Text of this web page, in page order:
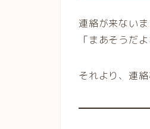
連絡が来ない
「まあそうだ
それより、連